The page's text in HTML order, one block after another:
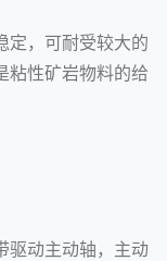
定，可耐受较大的
粘性矿岩物料的给
驱动主动轴，主动